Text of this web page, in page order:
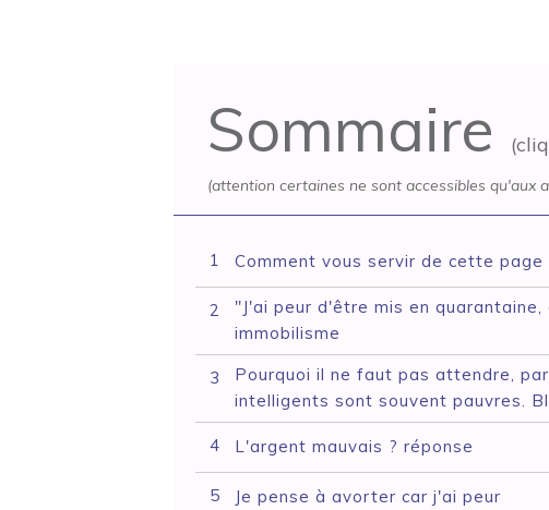
Sommaire
(attention certaines ne sont accessibles qu'aux
1 Comment vous servir de cette page
2
"J'ai peur d'être mis en
immobilisme
3
Pourquoi il ne faut pas attendre,
intelligents sont souvent pauvres.
4 L'argent mauvais ? réponse
5 Je pense à avorter car j'ai peur